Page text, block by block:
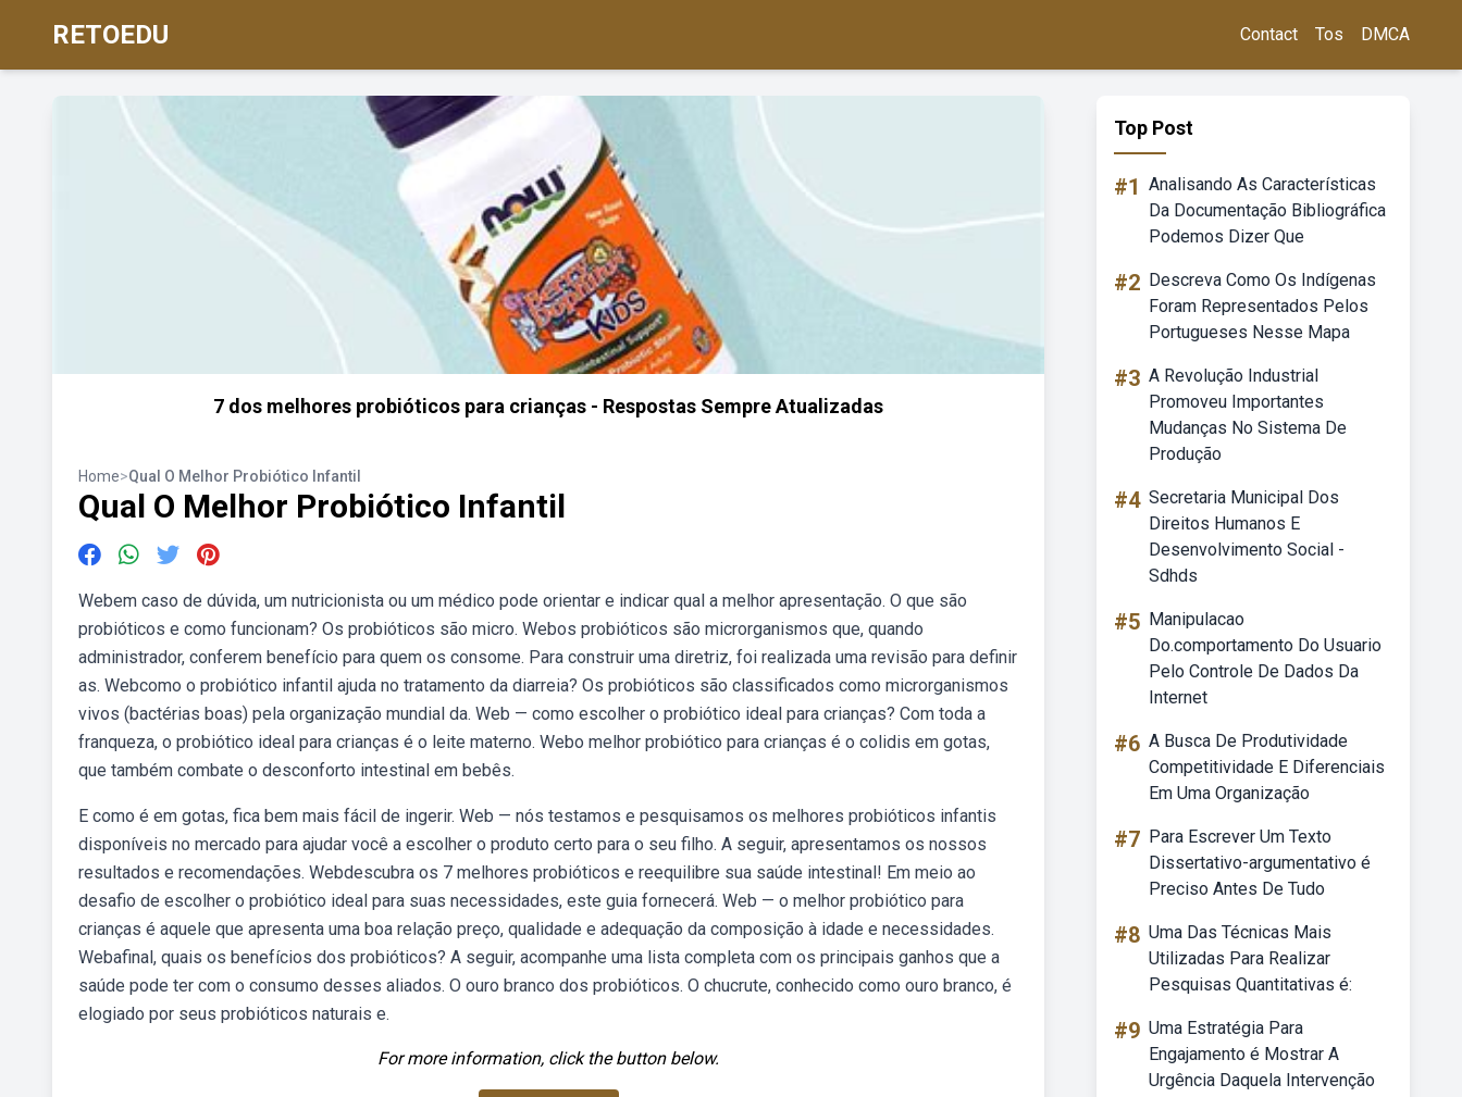
RETOEDU Contact Tos DMCA
7 dos melhores probióticos para crianças - Respostas Sempre Atualizadas
Home>Qual O Melhor Probiótico Infantil
Qual O Melhor Probiótico Infantil
Webem caso de dúvida, um nutricionista ou um médico pode orientar e indicar qual a melhor apresentação. O que são
probióticos e como funcionam? Os probióticos são micro. Webos probióticos são microrganismos que, quando
administrador, conferem benefício para quem os consome. Para construir uma diretriz, foi realizada uma revisão para definir
as. Webcomo o probiótico infantil ajuda no tratamento da diarreia? Os probióticos são classificados como microrganismos
vivos (bactérias boas) pela organização mundial da. Web — como escolher o probiótico ideal para crianças? Com toda a
franqueza, o probiótico ideal para crianças é o leite materno. Webo melhor probiótico para crianças é o colidis em gotas,
que também combate o desconforto intestinal em bebês.
E como é em gotas, fica bem mais fácil de ingerir. Web — nós testamos e pesquisamos os melhores probióticos infantis
disponíveis no mercado para ajudar você a escolher o produto certo para o seu filho. A seguir, apresentamos os nossos
resultados e recomendações. Webdescubra os 7 melhores probióticos e reequilibre sua saúde intestinal! Em meio ao
desafio de escolher o probiótico ideal para suas necessidades, este guia fornecerá. Web — o melhor probiótico para
crianças é aquele que apresenta uma boa relação preço, qualidade e adequação da composição à idade e necessidades.
Webafinal, quais os benefícios dos probióticos? A seguir, acompanhe uma lista completa com os principais ganhos que a
saúde pode ter com o consumo desses aliados. O ouro branco dos probióticos. O chucrute, conhecido como ouro branco, é
elogiado por seus probióticos naturais e.
For more information, click the button below.
Top Post
#1 Analisando As Características
Da Documentação Bibliográfica
Podemos Dizer Que
#2 Descreva Como Os Indígenas
Foram Representados Pelos
Portugueses Nesse Mapa
#3 A Revolução Industrial
Promoveu Importantes
Mudanças No Sistema De
Produção
#4 Secretaria Municipal Dos
Direitos Humanos E
Desenvolvimento Social -
Sdhds
#5 Manipulacao
Do.comportamento Do Usuario
Pelo Controle De Dados Da
Internet
#6 A Busca De Produtividade
Competitividade E Diferenciais
Em Uma Organização
#7 Para Escrever Um Texto
Dissertativo-argumentativo é
Preciso Antes De Tudo
#8 Uma Das Técnicas Mais
Utilizadas Para Realizar
Pesquisas Quantitativas é:
#9 Uma Estratégia Para
Engajamento é Mostrar A
Urgência Daquela Intervenção